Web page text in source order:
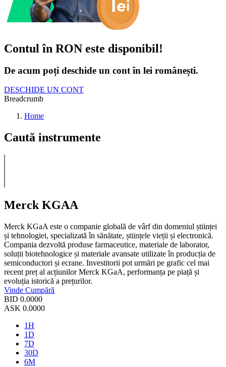
Contul în RON este disponibil!
De acum poți deschide un cont în lei românești.
DESCHIDE UN CONT
Breadcrumb
Home
Caută instrumente
Merck KGAA
Merck KGaA este o companie globală de vârf din domeniul științei
și tehnologiei, specializată în sănătate, științele vieții și electronică.
Compania dezvoltă produse farmaceutice, materiale de laborator,
soluții biotehnologice și materiale avansate utilizate în producția de
semiconductori și ecrane. Investitorii pot urmări pe grafic cel mai
recent preț al acțiunilor Merck KGaA, performanța pe piață și
evoluția istorică a prețurilor.
Vinde Cumpără
BID 0.0000
ASK 0.0000
1H
1D
7D
30D
6M